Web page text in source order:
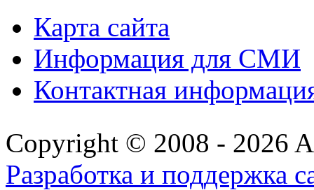
Карта сайта
Информация для СМИ
Контактная
Copyright © 2008 - 2026
Разработка и поддержка